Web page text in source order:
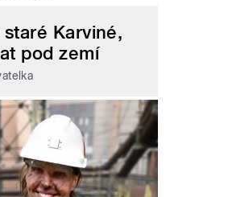
Karviné,
pod zemí